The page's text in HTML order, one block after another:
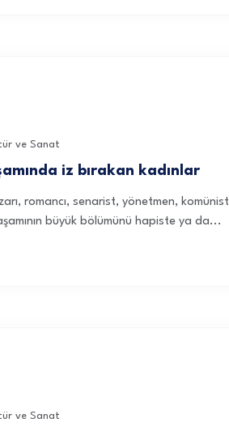
ve Sanat
iz bırakan kadınlar
romancı, senarist, yönetmen,
büyük bölümünü hapiste ya da...
ve Sanat